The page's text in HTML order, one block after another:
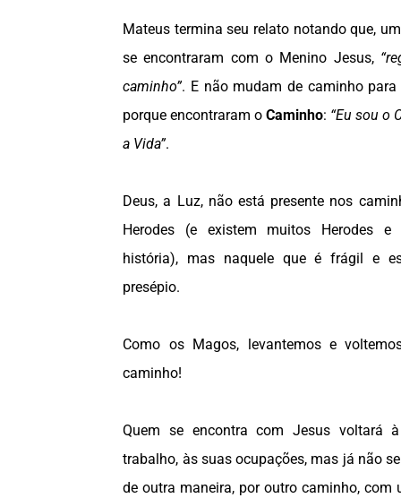
Mateus termina seu relato notando que,
se encontraram com o Menino Jesus,
caminho”. E não mudam de caminho para
porque encontraram oCaminho: “Eu sou o
a Vida”.
Deus, a Luz, não está presente nos
Herodes (e existem muitos Herodes
história), mas naquele que é frágil e
presépio.
Como os Magos, levantemos e
caminho!
Quem se encontra com Jesus voltará
trabalho, às suas ocupações, mas já não
de outra maneira, por outro caminho, com